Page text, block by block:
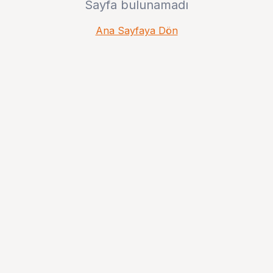
Sayfa bulunamadı
Ana Sayfaya Dön